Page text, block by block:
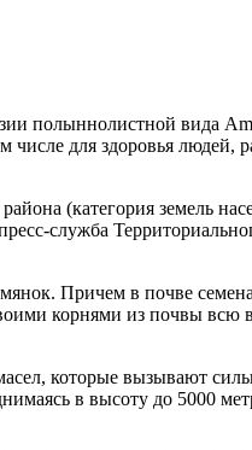
полыннолистной вида
для здоровья людей,
(категория земель
служба
Причем в почве
корнями из почвы всю
которые вызывают
в высоту до 5000